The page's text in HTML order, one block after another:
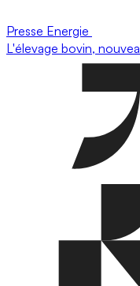
Presse Energie
L'élevage bovin,